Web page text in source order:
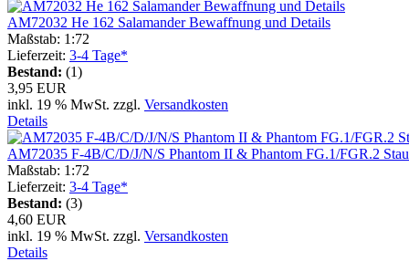
AM72032 He 162 Salamander Bewaffnung und Details
Maßstab: 1:72
Lieferzeit: 3-4 Tage*
Bestand: (1)
3,95 EUR
inkl. 19 % MwSt. zzgl. Versandkosten
Details
AM72035 F-4B/C/D/J/N/S Phantom II & Phantom FG.1/FGR.2
Maßstab: 1:72
Lieferzeit: 3-4 Tage*
Bestand: (3)
4,60 EUR
inkl. 19 % MwSt. zzgl. Versandkosten
Details